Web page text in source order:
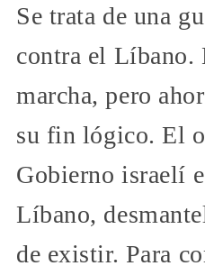
Se trata de una
contra el Líbano.
marcha, pero
su fin lógico. El
Gobierno israelí
Líbano,
de existir. Para